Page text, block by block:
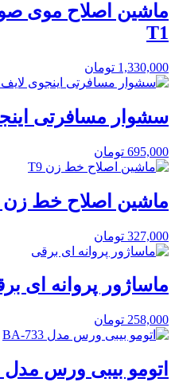
ماشین اصلاح موی
T1
1,330,000 تومان
سشوار مسافرتی
695,000 تومان
ماشین اصلاح خط زن T9
327,000 تومان
ماساژور پروانه ای
258,000 تومان
اتومو بیبی ورس مدل BA-733